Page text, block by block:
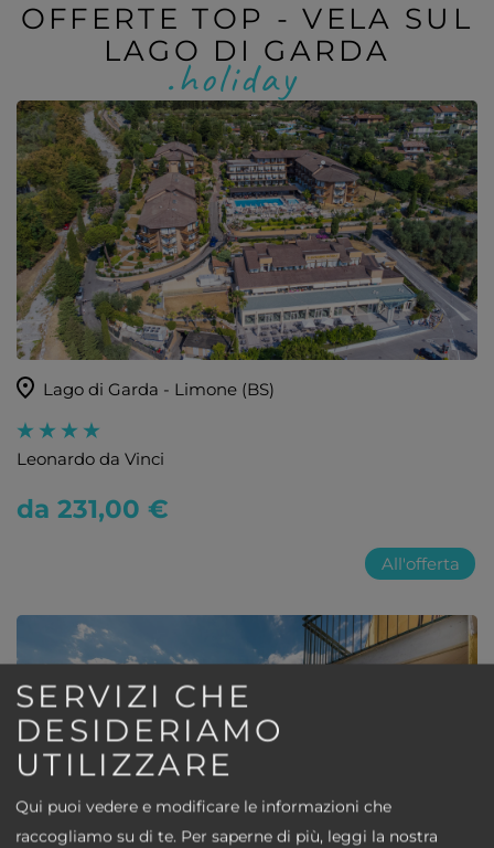
OFFERTE TOP - VELA SUL
LAGO DI GARDA
Lago di Garda - Limone (BS)
Leonardo da Vinci
da 231,00 €
All'offerta
SERVIZI CHE
DESIDERIAMO
UTILIZZARE
Qui puoi vedere e modificare le informazioni che
raccogliamo su di te. Per saperne di più, leggi la nostra